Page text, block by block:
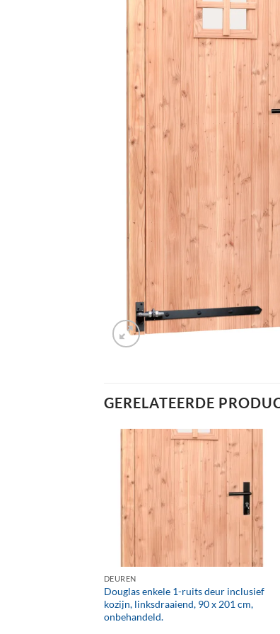
GERELATEERDE
DEUREN
Douglas enkele 1-ruits deur inclusief
kozijn, linksdraaiend, 90 x 201 cm,
onbehandeld.